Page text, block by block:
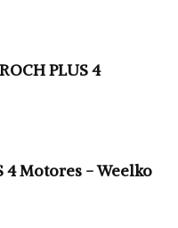
PLUS 4
4 Motores - Weelko